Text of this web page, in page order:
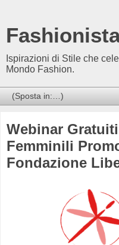
Ispirazioni di Stile che
Mondo Fashion.
Webinar
Femminili
Fondazione